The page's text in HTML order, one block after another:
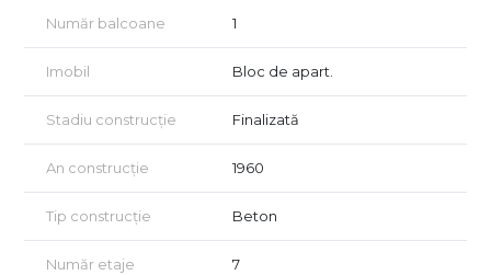
Vizionarea se face doar în baza semnării unui acord de
Număr balcoane 1
Imobil Bloc de apart.
Stadiu construcție Finalizată
An construcție 1960
Tip construcție Beton
Număr etaje
7